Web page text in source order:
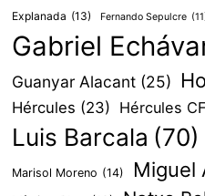
Explanada (13) Fernando Sepulcre
Gabriel
Guanyar Alacant (25)
Hércules (23) Hércules CF
Luis Barcala (70)
Marisol Moreno (14) Miguel